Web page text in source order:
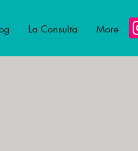
La Consulta More